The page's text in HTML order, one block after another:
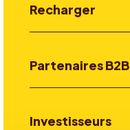
Recharger
Partenaires B2B
Investisseurs